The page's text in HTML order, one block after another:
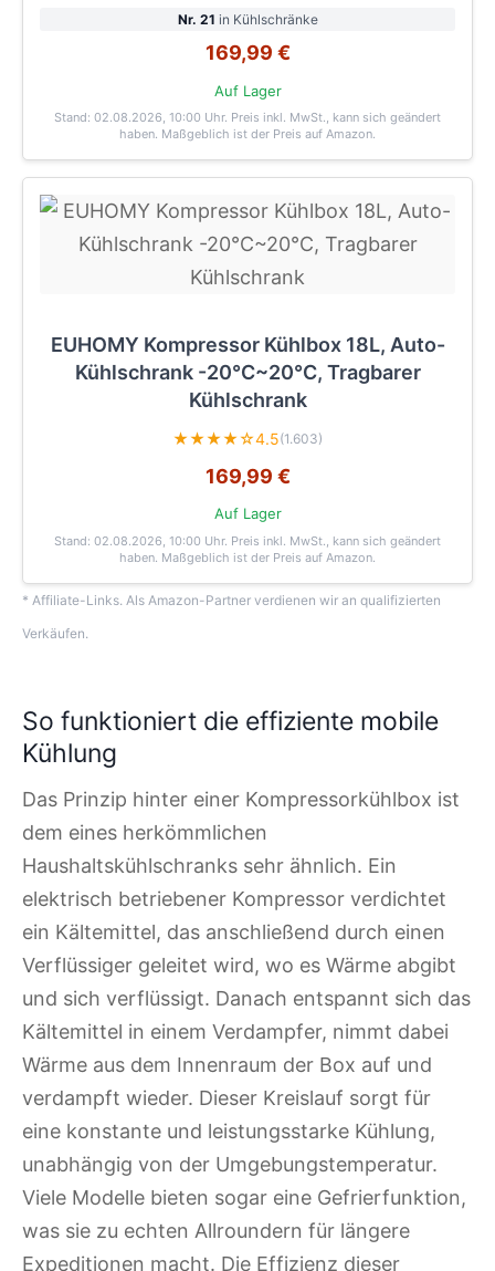
Nr. 21 in Kühlschränke
169,99 €
Auf Lager
Stand: 02.08.2026, 10:00 Uhr. Preis inkl. MwSt., kann sich geändert
haben. Maßgeblich ist der Preis auf Amazon.
EUHOMY Kompressor Kühlbox 18L, Auto-
Kühlschrank -20℃~20℃, Tragbarer
Kühlschrank
★★★★☆4.5(1.603)
169,99 €
Auf Lager
Stand: 02.08.2026, 10:00 Uhr. Preis inkl. MwSt., kann sich geändert
haben. Maßgeblich ist der Preis auf Amazon.
* Affiliate-Links. Als Amazon-Partner verdienen wir an qualifizierten
Verkäufen.
So funktioniert die effiziente mobile
Kühlung
Das Prinzip hinter einer Kompressorkühlbox ist
dem eines herkömmlichen
Haushaltskühlschranks sehr ähnlich. Ein
elektrisch betriebener Kompressor verdichtet
ein Kältemittel, das anschließend durch einen
Verflüssiger geleitet wird, wo es Wärme abgibt
und sich verflüssigt. Danach entspannt sich das
Kältemittel in einem Verdampfer, nimmt dabei
Wärme aus dem Innenraum der Box auf und
verdampft wieder. Dieser Kreislauf sorgt für
eine konstante und leistungsstarke Kühlung,
unabhängig von der Umgebungstemperatur.
Viele Modelle bieten sogar eine Gefrierfunktion,
was sie zu echten Allroundern für längere
Expeditionen macht. Die Effizienz dieser